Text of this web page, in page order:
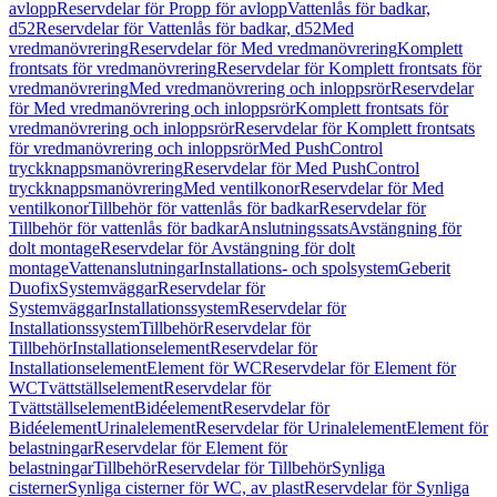
avloppReservdelar för Propp för avloppVattenlås för badkar,
d52Reservdelar för Vattenlås för badkar, d52Med
vredmanövreringReservdelar för Med vredmanövreringKomplett
frontsats för vredmanövreringReservdelar för Komplett frontsats för
vredmanövreringMed vredmanövrering och inloppsrörReservdelar
för Med vredmanövrering och inloppsrörKomplett frontsats för
vredmanövrering och inloppsrörReservdelar för Komplett frontsats
för vredmanövrering och inloppsrörMed PushControl
tryckknappsmanövreringReservdelar för Med PushControl
tryckknappsmanövreringMed ventilkonorReservdelar för Med
ventilkonorTillbehör för vattenlås för badkarReservdelar för
Tillbehör för vattenlås för badkarAnslutningssatsAvstängning för
dolt montageReservdelar för Avstängning för dolt
montageVattenanslutningarInstallations- och spolsystemGeberit
DuofixSystemväggarReservdelar för
SystemväggarInstallationssystemReservdelar för
InstallationssystemTillbehörReservdelar för
TillbehörInstallationselementReservdelar för
InstallationselementElement för WCReservdelar för Element för
WCTvättställselementReservdelar för
TvättställselementBidéelementReservdelar för
BidéelementUrinalelementReservdelar för UrinalelementElement för
belastningarReservdelar för Element för
belastningarTillbehörReservdelar för TillbehörSynliga
cisternerSynliga cisterner för WC, av plastReservdelar för Synliga